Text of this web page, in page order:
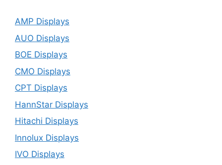
AMP Displays
AUO Displays
BOE Displays
CMO Displays
CPT Displays
HannStar Displays
Hitachi Displays
Innolux Displays
IVO Displays